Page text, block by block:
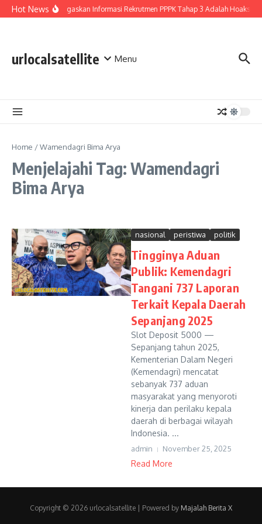
Lewati ke konten
Hot NewsBGN Tegaskan Informasi Rekrutmen PPPK Tahap 3 Adalah Hoaks
urlocalsatellite Menu
Home /Wamendagri Bima Arya
Menjelajahi Tag: Wamendagri
Bima Arya
nasional peristiwa politik
Tingginya Aduan
Publik: Kemendagri
Tangani 737 Laporan
Terkait Kepala Daerah
Sepanjang 2025
Slot Deposit 5000 —
Sepanjang tahun 2025,
Kementerian Dalam Negeri
(Kemendagri) mencatat
sebanyak 737 aduan
masyarakat yang menyoroti
kinerja dan perilaku kepala
daerah di berbagai wilayah
Indonesia. ...
admin November 25, 2025
Read More
Copyright © 2026 urlocalsatellite | Powered by Majalah Berita X